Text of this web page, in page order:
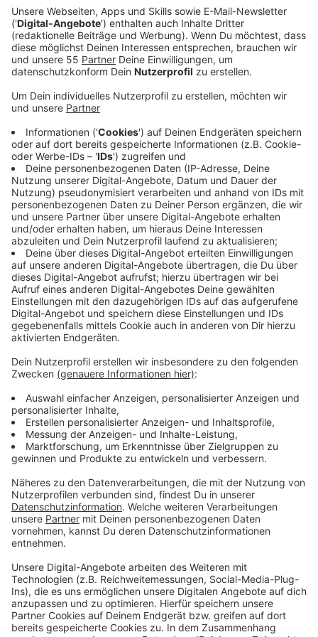
Ein Promi, keine Fragen und fünf
Gegenstände
Anzeige
Wenn ein Popstar, Comedian, Schauspieler oder
Politiker bei uns zu Besuch ist, stellt er sich auch dem
besonderen Video-Interview „Fünf für". Dabei wird
keine einzige Frage gestellt, sondern dem Gast
einfach fünf Dinge in die Hand gedrückt, zu denen er
das erzählt, was ihm als Erstes einfällt. Keine
Standardantworten, keine Promotionaussagen -
sondern ganz persönliche Geschichten - das ist „Fünf
für"!
Anzeige
Wir benötigen Ihre
Zustimmung, um den YouTube
Video-Service zu laden!
Wir verwenden einen Service eines
Drittanbieters, um Videoinhalte
Daten zu Ihren Aktivitäten
sammeln. Bitte lesen Sie die
Details durch und stimmen Sie der
Nutzung des Service zu, um dieses
Mehr Informationen
Akzeptieren
Fünf für ATB
Anzeige